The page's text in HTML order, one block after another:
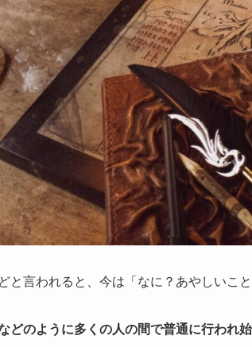
と言われると、今は「なに？あやしいこ
どのように多くの人の間で普通に行われ